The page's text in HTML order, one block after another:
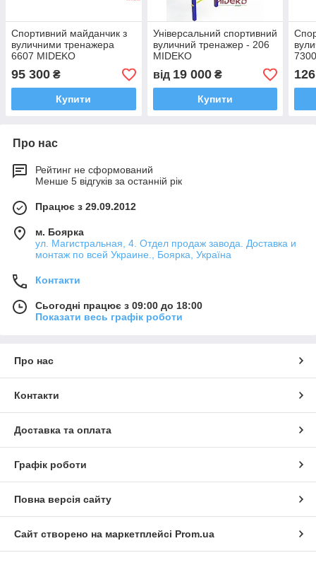
Спортивний майданчик з
вуличними тренажера
6607 MIDEKO
95 300 ₴
Купити
Універсальний спортивний
вуличний тренажер - 206
MIDEKO
від 19 000₴
Купити
Про нас
Рейтинг не сформований
Менше 5 відгуків за останній рік
Працює з 29.09.2012
м. Боярка
ул. Магистральная, 4. Отдел продаж завода. Доставка и
монтаж по всей Украине., Боярка, Україна
Контакти
Сьогодні працює з 09:00 до 18:00
Показати весь графік роботи
Про нас
Контакти
Доставка та оплата
Графік роботи
Повна версія сайту
Сайт створено на маркетплейсі Prom.ua